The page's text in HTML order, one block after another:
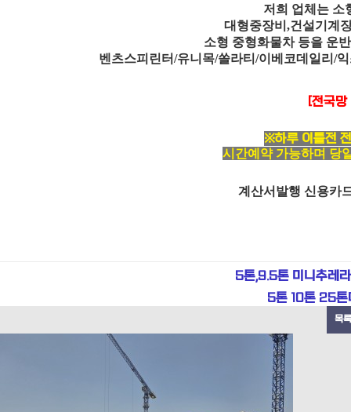
저희 업체는 소
대형중장비,건설기계
소형 중형화물차 등을 운
벤츠스피린터/유니목/쏠라티/이베코데일리/
[전국
※하루 이틀전
시간예약 가능하며 당
계산서발행 신용카
5톤,9.5톤 미니추레
5톤 10톤 25톤
목록